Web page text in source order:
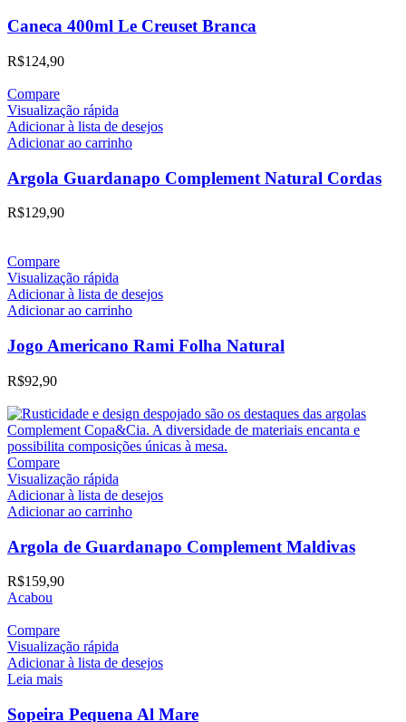
Caneca 400ml Le Creuset Branca
R$124,90
Compare
Visualização rápida
Adicionar à lista de desejos
Adicionar ao carrinho
Argola Guardanapo Complement Natural Cordas
R$129,90
Compare
Visualização rápida
Adicionar à lista de desejos
Adicionar ao carrinho
Jogo Americano Rami Folha Natural
R$92,90
Compare
Visualização rápida
Adicionar à lista de desejos
Adicionar ao carrinho
Argola de Guardanapo Complement Maldivas
R$159,90
Acabou
Compare
Visualização rápida
Adicionar à lista de desejos
Leia mais
Sopeira Pequena Al Mare